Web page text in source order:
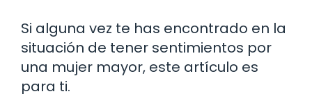
Si alguna vez te has encontrado en la
situación de tener sentimientos por
una mujer mayor, este artículo es
para ti.